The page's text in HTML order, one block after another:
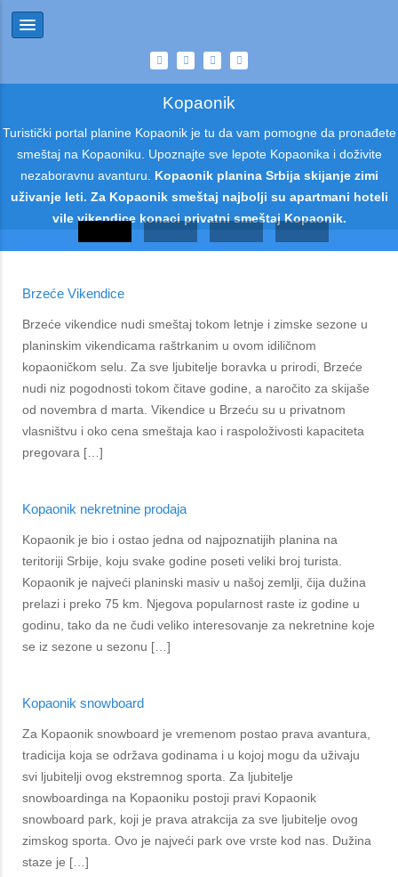
Kopaonik
Turistički portal planine Kopaonik je tu da vam pomogne da pronađete
smeštaj na Kopaoniku. Upoznajte sve lepote Kopaonika i doživite
nezaboravnu avanturu. Kopaonik planina Srbija skijanje zimi
uživanje leti. Za Kopaonik smeštaj najbolji su apartmani hoteli
vile vikendice konaci privatni smeštaj Kopaonik.
Brzeće Vikendice
Brzeće vikendice nudi smeštaj tokom letnje i zimske sezone u
planinskim vikendicama raštrkanim u ovom idiličnom
kopaoničkom selu. Za sve ljubitelje boravka u prirodi, Brzeće
nudi niz pogodnosti tokom čitave godine, a naročito za skijaše
od novembra d marta. Vikendice u Brzeću su u privatnom
vlasništvu i oko cena smeštaja kao i raspoloživosti kapaciteta
pregovara […]
Kopaonik nekretnine prodaja
Kopaonik je bio i ostao jedna od najpoznatijih planina na
teritoriji Srbije, koju svake godine poseti veliki broj turista.
Kopaonik je najveći planinski masiv u našoj zemlji, čija dužina
prelazi i preko 75 km. Njegova popularnost raste iz godine u
godinu, tako da ne čudi veliko interesovanje za nekretnine koje
se iz sezone u sezonu […]
Kopaonik snowboard
Za Kopaonik snowboard je vremenom postao prava avantura,
tradicija koja se održava godinama i u kojoj mogu da uživaju
svi ljubitelji ovog ekstremnog sporta. Za ljubitelje
snowboardinga na Kopaoniku postoji pravi Kopaonik
snowboard park, koji je prava atrakcija za sve ljubitelje ovog
zimskog sporta. Ovo je najveći park ove vrste kod nas. Dužina
staze je […]